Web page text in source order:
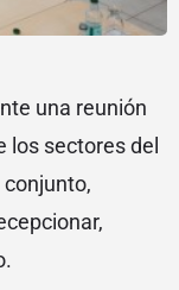
una reunión
los sectores del
conjunto,